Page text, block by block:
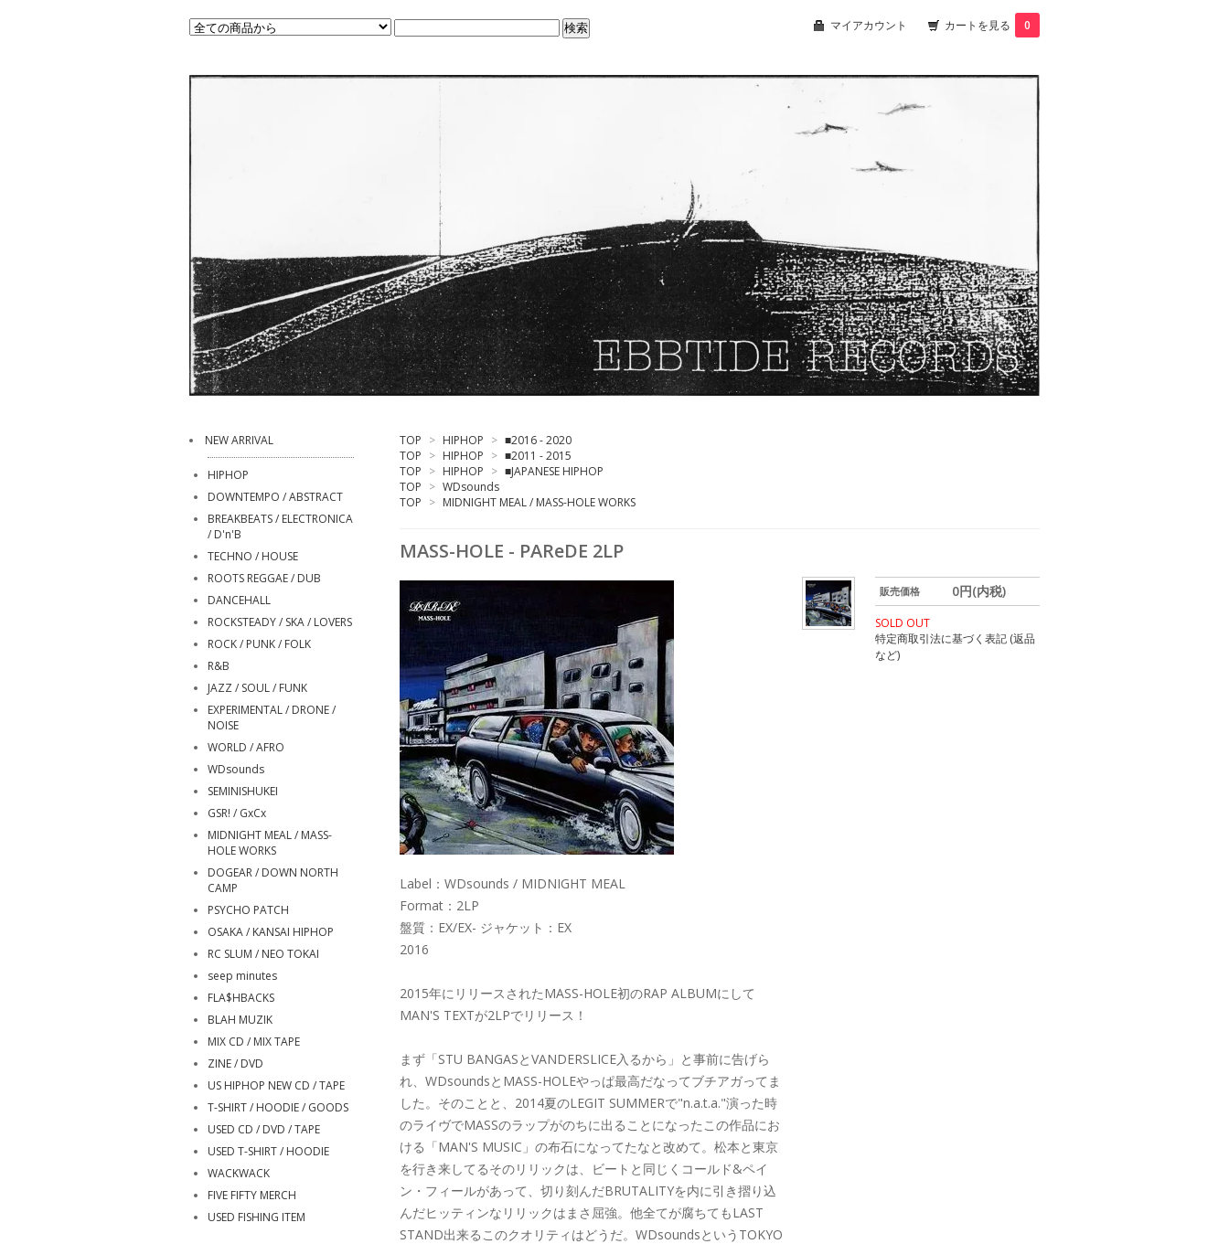
マイアカウント カートを見る 0
TOP > HIPHOP > ■2016 - 2020
TOP > HIPHOP > ■2011 - 2015
TOP > HIPHOP > ■JAPANESE HIPHOP
TOP > WDsounds
TOP > MIDNIGHT MEAL / MASS-HOLE WORKS
MASS-HOLE - PAReDE 2LP
販売価格 0円(内税)
SOLD OUT
特定商取引法に基づく表記 (返品
など)
Label：WDsounds / MIDNIGHT MEAL
Format：2LP
盤質：EX/EX- ジャケット：EX
2016
2015年にリリースされたMASS-HOLE初のRAP ALBUMにして
MAN'S TEXTが2LPでリリース！
まず「STU BANGASとVANDERSLICE入るから」と事前に告げら
れ、WDsoundsとMASS-HOLEやっぱ最高だなってブチアガってま
した。そのことと、2014夏のLEGIT SUMMERで"n.a.t.a."演った時
のライヴでMASSのラップがのちに出ることになったこの作品にお
ける「MAN'S MUSIC」の布石になってたなと改めて。松本と東京
を行き来してるそのリリックは、ビートと同じくコールド&ペイ
ン・フィールがあって、切り刻んだBRUTALITYを内に引き摺り込
んだヒッティンなリリックはまさ屈強。他全てが腐ちてもLAST
STAND出来るこのクオリティはどうだ。WDsoundsというTOKYO
NEW ARRIVAL
HIPHOP
DOWNTEMPO / ABSTRACT
BREAKBEATS / ELECTRONICA
/ D'n'B
TECHNO / HOUSE
ROOTS REGGAE / DUB
DANCEHALL
ROCKSTEADY / SKA / LOVERS
ROCK / PUNK / FOLK
R&B
JAZZ / SOUL / FUNK
EXPERIMENTAL / DRONE /
NOISE
WORLD / AFRO
WDsounds
SEMINISHUKEI
GSR! / GxCx
MIDNIGHT MEAL / MASS-
HOLE WORKS
DOGEAR / DOWN NORTH
CAMP
PSYCHO PATCH
OSAKA / KANSAI HIPHOP
RC SLUM / NEO TOKAI
seep minutes
FLA$HBACKS
BLAH MUZIK
MIX CD / MIX TAPE
ZINE / DVD
US HIPHOP NEW CD / TAPE
T-SHIRT / HOODIE / GOODS
USED CD / DVD / TAPE
USED T-SHIRT / HOODIE
WACKWACK
FIVE FIFTY MERCH
USED FISHING ITEM